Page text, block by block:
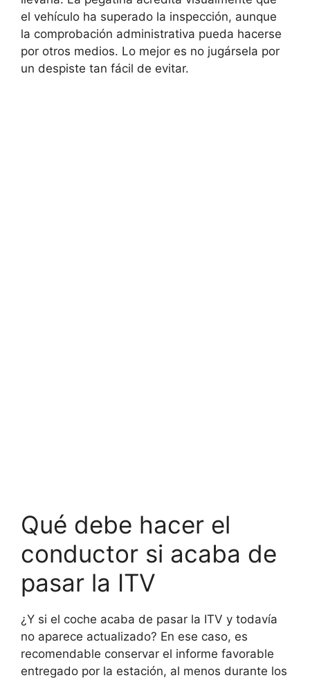
el vehículo ha superado la inspección, aunque
la comprobación administrativa pueda hacerse
por otros medios. Lo mejor es no jugársela por
un despiste tan fácil de evitar.
Qué debe hacer el
conductor si acaba de
pasar la ITV
¿Y si el coche acaba de pasar la ITV y todavía
no aparece actualizado? En ese caso, es
recomendable conservar el informe favorable
entregado por la estación, al menos durante los